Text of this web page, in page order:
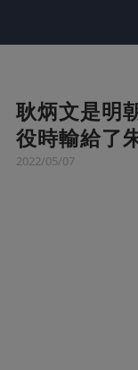
耿炳文是明
役時輸給了
2022/05/07